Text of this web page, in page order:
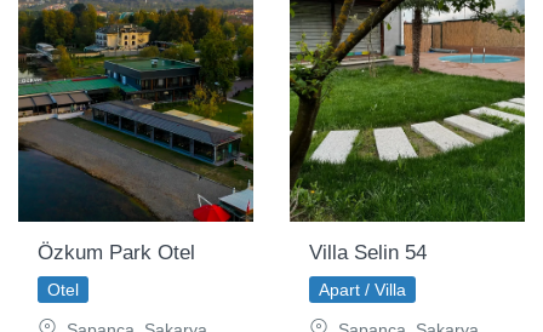
Özkum Park Otel
Otel
Villa Selin 54
Apart / Villa